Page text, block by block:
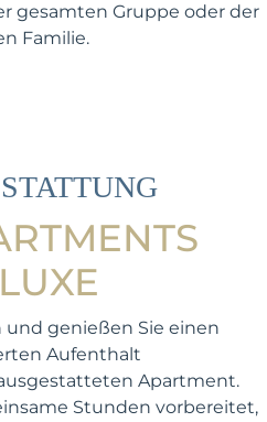
gesamten Gruppe oder der
Familie.
und genießen Sie einen
Aufenthalt
Apartment.
Stunden vorbereitet,